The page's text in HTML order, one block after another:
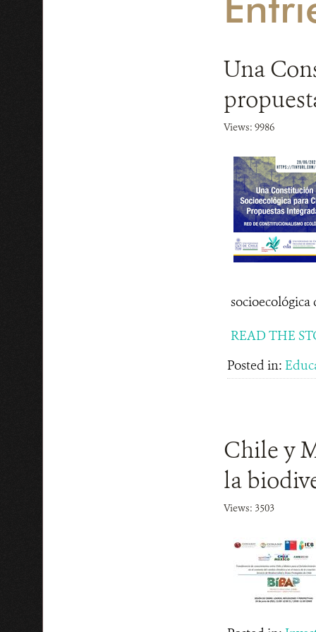
Una
Views: 9986
socioecológica
READ THE
Posted in:
Chile y
la
Views: 3503